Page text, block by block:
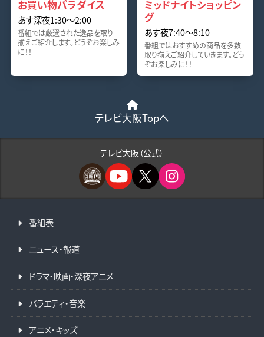
お買い物パラダイス
あす深夜1:30〜2:00
番組では厳選された逸品を取り
揃えご紹介します。どうぞお楽しみ
に！！
ミッドナイトショッピン
グ
あす夜7:40〜8:10
番組ではおすすめの商品を多数
取り揃えご紹介していきます。どう
ぞお楽しみに！！
テレビ大阪Topへ
テレビ大阪（公式）
番組表
ニュース・報道
ドラマ・映画・深夜アニメ
バラエティ・音楽
アニメ・キッズ